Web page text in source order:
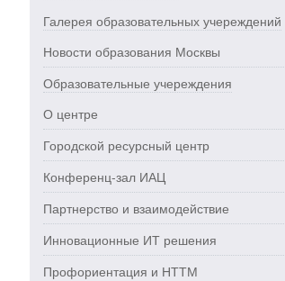
Галерея образовательных учереждений
Новости образования Москвы
Образовательные учереждения
О центре
Городской ресурсный центр
Конференц-зал ИАЦ
Партнерство и взаимодействие
Инновационные ИТ решения
Профориентация и НТТМ